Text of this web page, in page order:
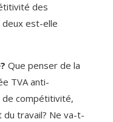
des
deux est-elle
Que penser de la
TVA anti-
de compétitivité,
du travail? Ne va-t-